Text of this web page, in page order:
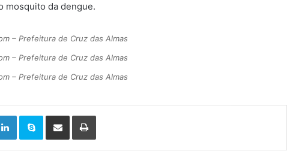
mosquito da dengue.
– Prefeitura de Cruz das Almas
– Prefeitura de Cruz das Almas
– Prefeitura de Cruz das Almas
Linkedin Skype